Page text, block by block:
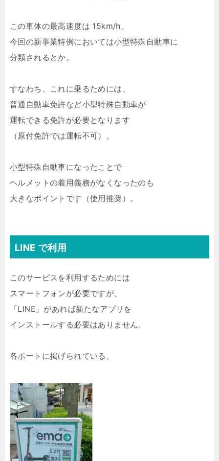
この車体の最高速度は 15km/h。
今回の新事業特例においては小型特殊自動車に
分類されるとか。
すなわち、これに乗るためには、
普通自動車免許など小型特殊自動車が
運転できる免許が必要となります
（原付免許では運転不可）。
小型特殊自動車になったことで
ヘルメットの着用義務がなくなったのも
大きなポイントです（使用推奨）。
LINE で利用
このサービスを利用するためには
スマートフォンが必要ですが、
「LINE」があれば新たなアプリを
インストールする必要はありません。
各ポートに掲げられている、